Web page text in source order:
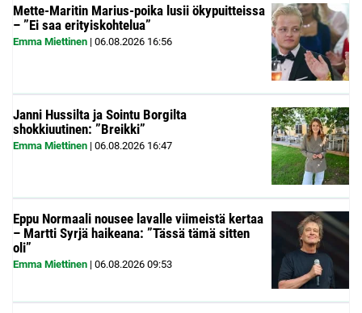
Mette-Maritin Marius-poika lusii ökypuitteissa
– ”Ei saa erityiskohtelua”
Emma Miettinen | 06.08.2026 16:56
Janni Hussilta ja Sointu Borgilta
shokkiuutinen: ”Breikki”
Emma Miettinen | 06.08.2026 16:47
Eppu Normaali nousee lavalle viimeistä kertaa
– Martti Syrjä haikeana: ”Tässä tämä sitten
oli”
Emma Miettinen | 06.08.2026 09:53